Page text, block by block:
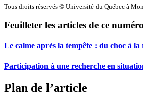
Tous droits réservés © Université du Québec à
Feuilleter les articles de ce numéro
Le calme après la tempête : du choc à la
Participation à une recherche en
Plan de l’article